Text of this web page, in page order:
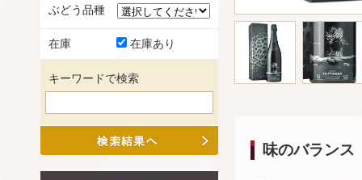
味のバランス
ぶどう品種
在庫 在庫あり
キーワードで検索